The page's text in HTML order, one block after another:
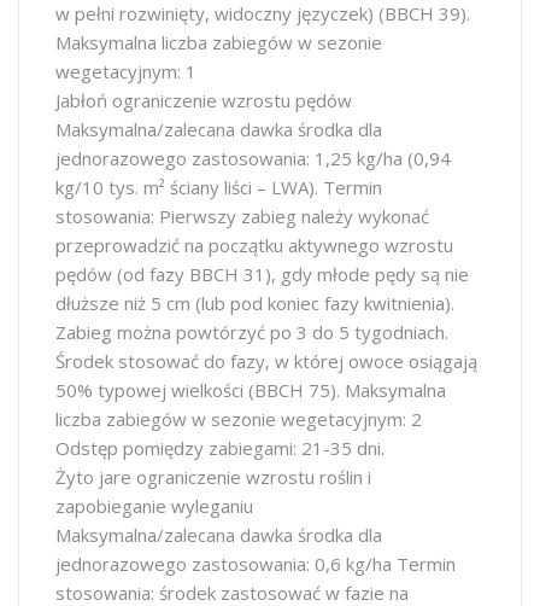
w pełni rozwinięty, widoczny języczek) (BBCH 39).
Maksymalna liczba zabiegów w sezonie
wegetacyjnym: 1
Jabłoń ograniczenie wzrostu pędów
Maksymalna/zalecana dawka środka dla
jednorazowego zastosowania: 1,25 kg/ha (0,94
kg/10 tys. m² ściany liści – LWA). Termin
stosowania: Pierwszy zabieg należy wykonać
przeprowadzić na początku aktywnego wzrostu
pędów (od fazy BBCH 31), gdy młode pędy są nie
dłuższe niż 5 cm (lub pod koniec fazy kwitnienia).
Zabieg można powtórzyć po 3 do 5 tygodniach.
Środek stosować do fazy, w której owoce osiągają
50% typowej wielkości (BBCH 75). Maksymalna
liczba zabiegów w sezonie wegetacyjnym: 2
Odstęp pomiędzy zabiegami: 21-35 dni.
Żyto jare ograniczenie wzrostu roślin i
zapobieganie wyleganiu
Maksymalna/zalecana dawka środka dla
jednorazowego zastosowania: 0,6 kg/ha Termin
stosowania: środek zastosować w fazie na